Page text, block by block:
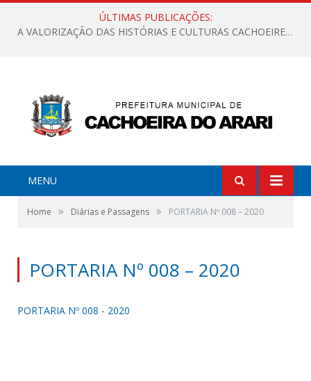
ÚLTIMAS PUBLICAÇÕES:
A VALORIZAÇÃO DAS HISTÓRIAS E CULTURAS CACHOEIRENSES
MENU
Home » Diárias e Passagens » PORTARIA Nº 008 – 2020
PORTARIA Nº 008 – 2020
PORTARIA Nº 008 - 2020